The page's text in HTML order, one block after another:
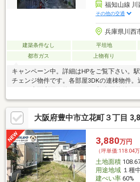
福知山線 川
その他の交通
兵庫県川西
建築条件なし 平坦地
都市ガス
上物有り
キャンペーン中。詳細はHPをご覧下さい。
チェンジ物件です。各部屋3DKの連棟物件。
大阪府豊中市立花町３丁目
3,880万円
（坪単価:118.04万
土地面積
用途地域１種
建ぺい率60%